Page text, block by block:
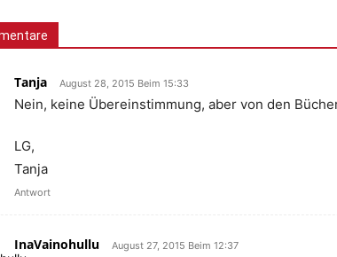
Tanja August 28, 2015 Beim 15:33
Nein, keine Übereinstimmung, aber von den
LG,
Tanja
Antwort
InaVainohullu August 27, 2015 Beim 12:37